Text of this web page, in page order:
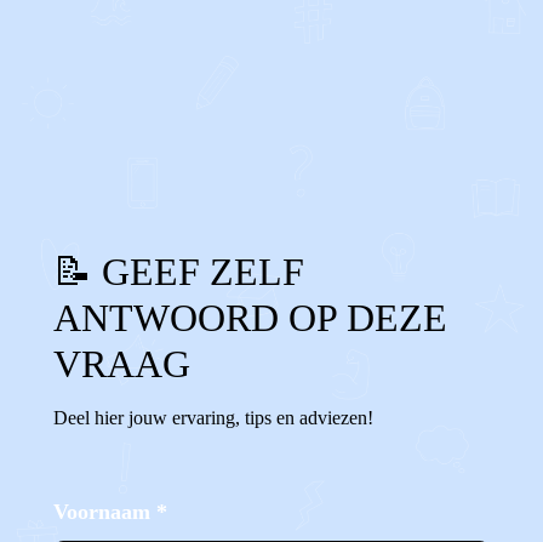
📝 GEEF ZELF
ANTWOORD OP DEZE
VRAAG
Deel hier jouw ervaring, tips en adviezen!
Voornaam *